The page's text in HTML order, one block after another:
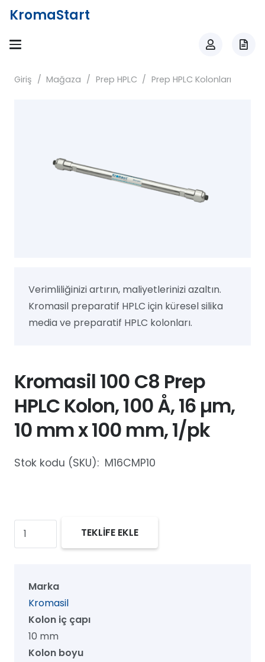
KromaStart
Giriş / Mağaza / Prep HPLC / Prep HPLC Kolonları
Verimliliğinizi artırın, maliyetlerinizi azaltın.
Kromasil preparatif HPLC için küresel silika
media ve preparatif HPLC kolonları.
Kromasil 100 C8 Prep
HPLC Kolon, 100 Å, 16 µm,
10 mm x 100 mm, 1/pk
Stok kodu (SKU): M16CMP10
Kromasil
100
HPLC
Kolon,
TEKLİFE EKLE
Marka
Kromasil
Kolon iç çapı
10 mm
Kolon boyu